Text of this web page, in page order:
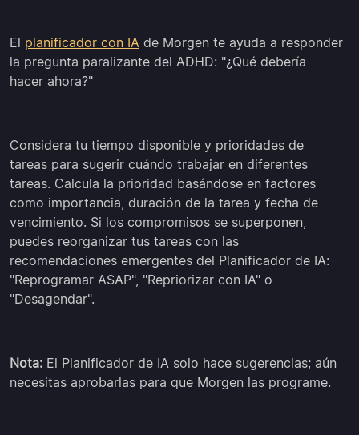
El planificador con IA de Morgen te ayuda a responder
la pregunta paralizante del ADHD: "¿Qué debería
hacer ahora?"
Considera tu tiempo disponible y prioridades de
tareas para sugerir cuándo trabajar en diferentes
tareas. Calcula la prioridad basándose en factores
como importancia, duración de la tarea y fecha de
vencimiento. Si los compromisos se superponen,
puedes reorganizar tus tareas con las
recomendaciones emergentes del Planificador de IA:
"Reprogramar ASAP", "Repriorizar con IA" o
"Desagendar".
Nota: El Planificador de IA solo hace sugerencias; aún
necesitas aprobarlas para que Morgen las programe.